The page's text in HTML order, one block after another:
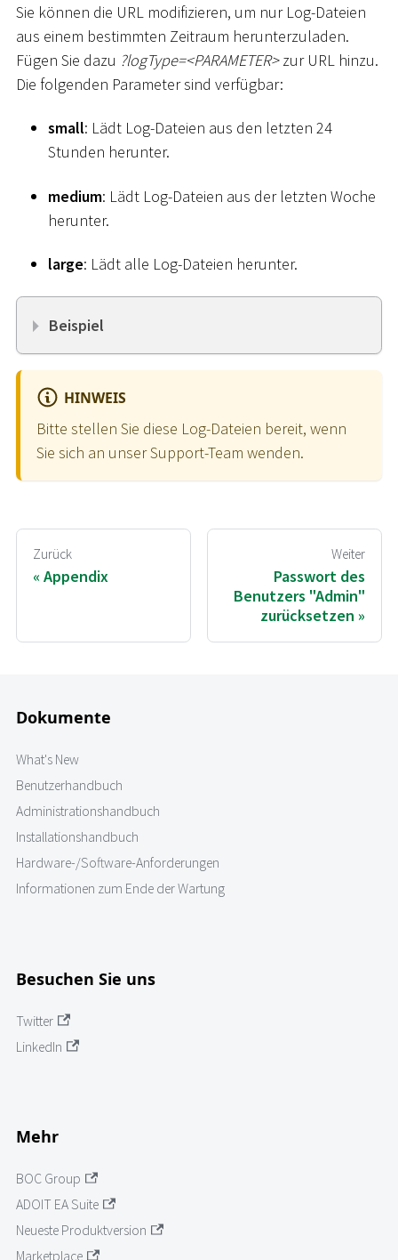
Sie können die URL modifizieren, um nur Log-Dateien
aus einem bestimmten Zeitraum herunterzuladen.
Fügen Sie dazu ?logType=<PARAMETER>zur URL hinzu.
Die folgenden Parameter sind verfügbar:
small: Lädt Log-Dateien aus den letzten 24
Stunden herunter.
medium: Lädt Log-Dateien aus der letzten Woche
herunter.
large: Lädt alle Log-Dateien herunter.
Beispiel
HINWEIS
Bitte stellen Sie diese Log-Dateien bereit, wenn
Sie sich an unser Support-Team wenden.
Zurück
Appendix
Weiter
Passwort des
Benutzers "Admin"
zurücksetzen
Dokumente
What's New
Benutzerhandbuch
Administrationshandbuch
Installationshandbuch
Hardware-/Software-Anforderungen
Informationen zum Ende der Wartung
Besuchen Sie uns
Twitter
LinkedIn
Mehr
BOC Group
ADOIT EA Suite
Neueste Produktversion
Marketplace